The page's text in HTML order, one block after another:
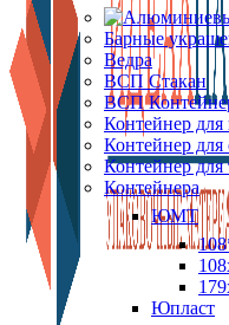
Барные
Ведра
ВСП Стакан
ВСП
Контейнер
Контейнер
Контейнер для
Контейнера
ЮМТ
Юпласт